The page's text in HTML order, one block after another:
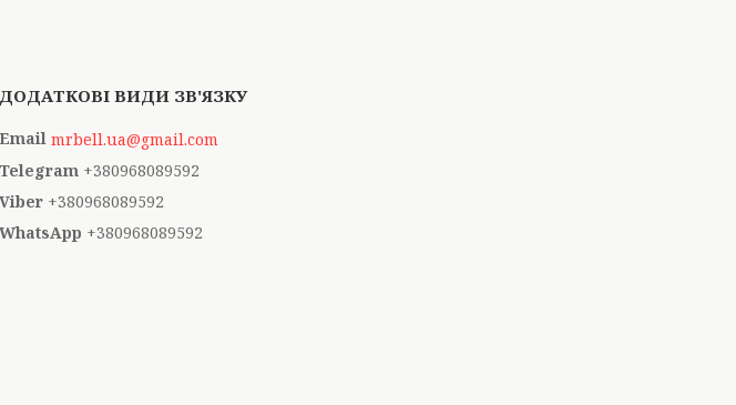
mrbell.ua@gmail.com
+380968089592
+380968089592
+380968089592